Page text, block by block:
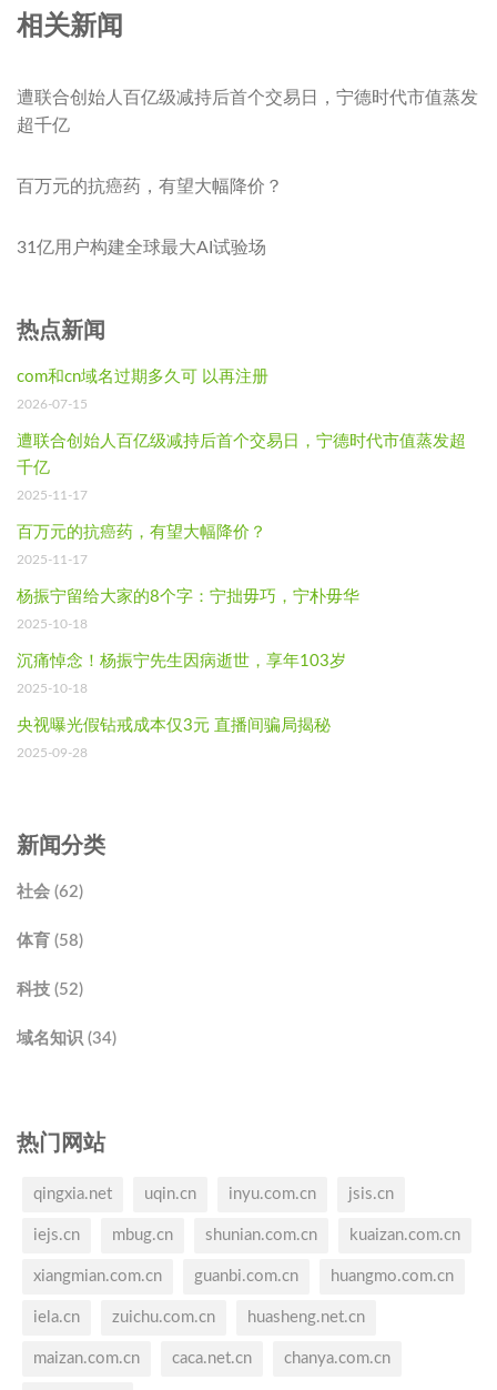
相关新闻
遭联合创始人百亿级减持后首个交易日，宁德时代市值蒸发
超千亿
百万元的抗癌药，有望大幅降价？
31亿用户构建全球最大AI试验场
热点新闻
com和cn域名过期多久可 以再注册
2026-07-15
遭联合创始人百亿级减持后首个交易日，宁德时代市值蒸发超
千亿
2025-11-17
百万元的抗癌药，有望大幅降价？
2025-11-17
杨振宁留给大家的8个字：宁拙毋巧，宁朴毋华
2025-10-18
沉痛悼念！杨振宁先生因病逝世，享年103岁
2025-10-18
央视曝光假钻戒成本仅3元 直播间骗局揭秘
2025-09-28
新闻分类
社会 (62)
体育 (58)
科技 (52)
域名知识 (34)
热门网站
qingxia.net uqin.cn inyu.com.cn jsis.cn
iejs.cn mbug.cn shunian.com.cn kuaizan.com.cn
xiangmian.com.cn guanbi.com.cn huangmo.com.cn
iela.cn zuichu.com.cn huasheng.net.cn
maizan.com.cn caca.net.cn chanya.com.cn